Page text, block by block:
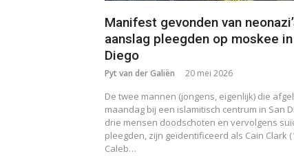
Manifest gevonden van
aanslag pleegden op moskee
Diego
Pyt van der Galiën 20 mei 2026
De twee mannen (jongens, eigenlijk) die
maandag bij een islamitisch centrum in San
drie mensen doodschoten en vervolgens
pleegden, zijn geïdentificeerd als Cain Clark
Caleb…